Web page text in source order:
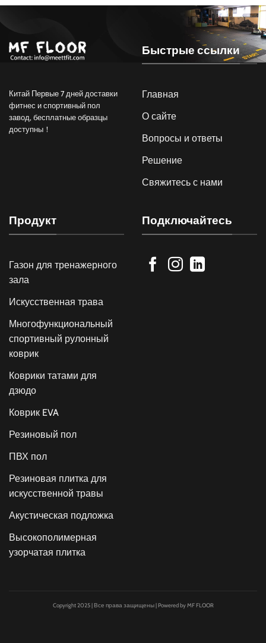
Китай Первые 7 дней доставки
фитнес и спортивный пол
завод, бесплатные образцы
доступны！
Быстрые ссылки
Главная
О сайте
Вопросы и ответы
Решение
Свяжитесь с нами
Продукт
Газон для тренажерного
зала
Искусственная трава
Многофункциональный
спортивный рулонный
коврик
Коврики татами для
дзюдо
Коврик EVA
Резиновый пол
ПВХ пол
Резиновая плитка для
искусственной травы
Акустическая подложка
Высокополимерная
узорчатая плитка
Подключайтесь
Copyright 2025 | Все права защищены | Powered by MF FLOOR